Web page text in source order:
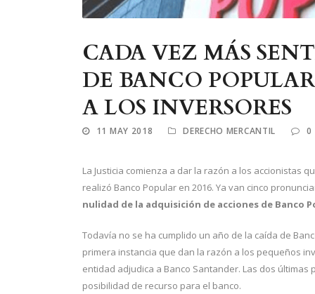
CADA VEZ MÁS
DE BANCO
A LOS INVERSORES
11 MAY 2018 DERECHO MERCANTIL 0
La Justicia comienza a dar la razón a los accionistas
realizó Banco Popular en 2016. Ya van cinco
nulidad de la adquisición de acciones de Banco
Todavía no se ha cumplido un año de la caída de
primera instancia que dan la razón a los pequeños
entidad adjudica a Banco Santander. Las dos
posibilidad de recurso para el banco.